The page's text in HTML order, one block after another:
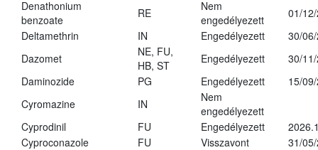
Denathonium
benzoate
RE
Nem
engedélyezett
01/
Deltamethrin
IN Engedélyezett
30/
Dazomet
NE, FU,
HB, ST
Engedélyezett
30/
Daminozide
PG Engedélyezett
15/
Cyromazine
IN
Nem
engedélyezett
Cyprodinil
FU Engedélyezett
Cyproconazole
FU Visszavont
31/